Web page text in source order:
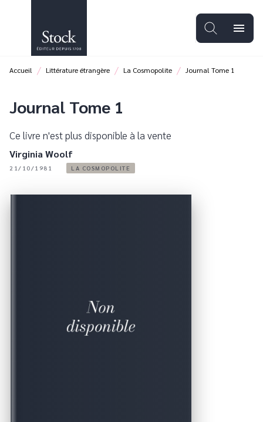
PIED DE PAGE
menu
Accueil / Littérature étrangère / La Cosmopolite / Journal Tome 1
Journal Tome 1
Ce livre n'est plus disponible à la vente
Virginia Woolf
21/10/1981 LA COSMOPOLITE